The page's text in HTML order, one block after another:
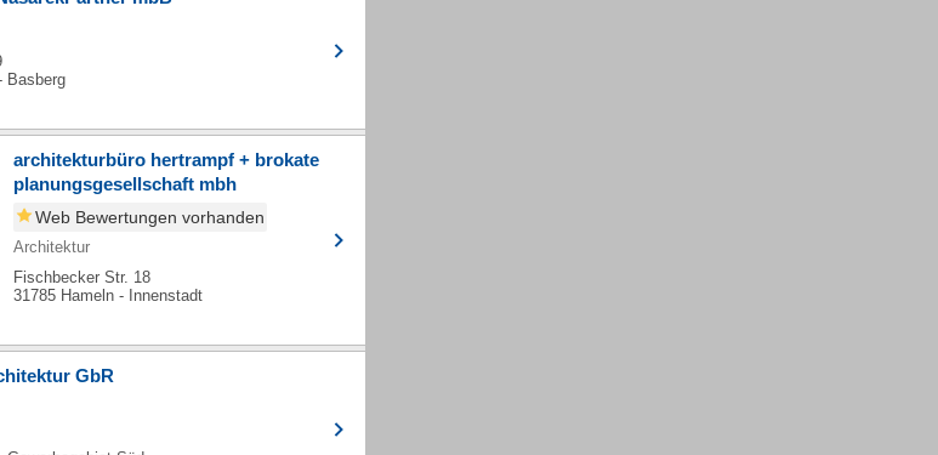
Basberg
architekturbüro hertrampf + brokate
planungsgesellschaft mbh
Web Bewertungen vorhanden
Architektur
Fischbecker Str. 18
31785 Hameln - Innenstadt
GbR